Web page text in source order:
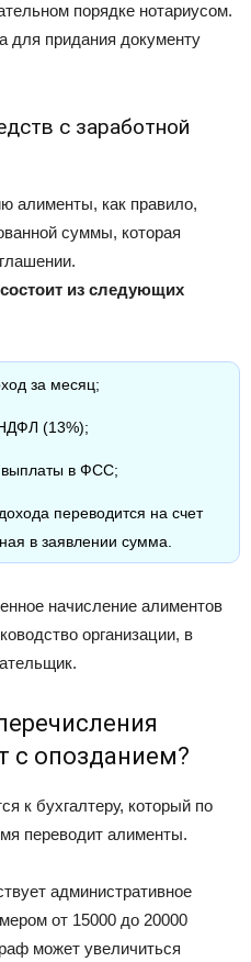
порядке нотариусом.
для придания документу
с заработной
алименты, как правило,
суммы, которая
из следующих
за месяц;
(13%);
выплаты в ФСС;
переводится на счет
в заявлении сумма.
начисление алиментов
организации, в
с опозданием?
к бухгалтеру, который по
переводит алименты.
административное
от 15000 до 20000
может увеличиться